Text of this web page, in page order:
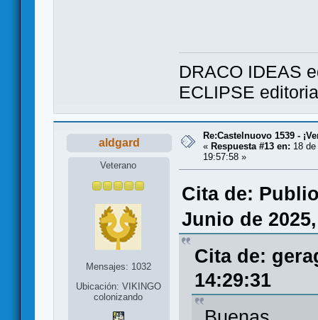
DRACO IDEAS
ECLIPSE
aldgard
Veterano
Mensajes: 1032
Ubicación: VIKINGO
colonizando
Re:Castelnuovo 1539 -
« Respuesta #13 en: 18
19:57:58 »
Cita de:
Junio de
Cita de:
14:29:31